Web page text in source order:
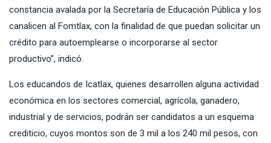
constancia avalada por la Secretaría de Educación Pública y los
canalicen al Fomtlax, con la finalidad de que puedan solicitar un
crédito para autoemplearse o incorporarse al sector
productivo”, indicó.
Los educandos de Icatlax, quienes desarrollen alguna actividad
económica en los sectores comercial, agrícola, ganadero,
industrial y de servicios, podrán ser candidatos a un esquema
crediticio, cuyos montos son de 3 mil a los 240 mil pesos, con